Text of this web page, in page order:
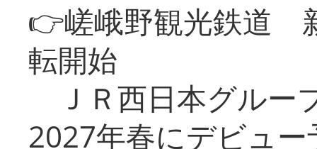
👉嵯峨野観光鉄道
転開始
ＪＲ西日本グルー
2027年春にデビュ